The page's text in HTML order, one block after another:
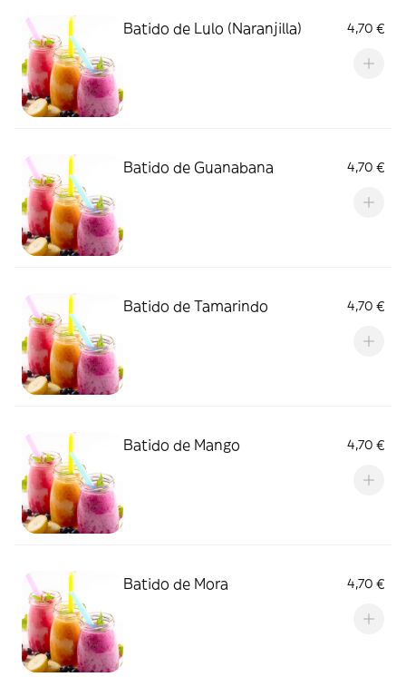
Batido de Lulo (Naranjilla) 4,70 €
Batido de Guanabana 4,70 €
Batido de Tamarindo 4,70 €
Batido de Mango 4,70 €
Batido de Mora 4,70 €